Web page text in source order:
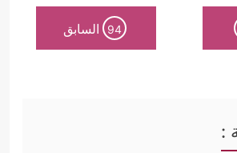
94 السابق
: